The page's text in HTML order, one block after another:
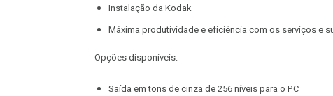
Instalação da Kodak
Máxima produtividade e eficiência com os serviços e
Opções disponíveis:
Saída em tons de cinza de 256 níveis para o PC